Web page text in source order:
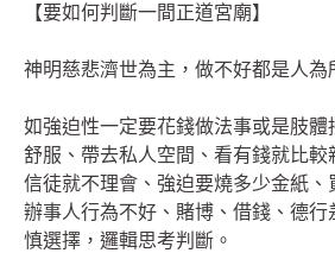
【要如何判斷一間正道宮廟】
神明慈悲濟世為主，做不好都是人為
如強迫性一定要花錢做法事或是肢體
舒服、帶去私人空間、看有錢就比較
信徒就不理會、強迫要燒多少金紙、
辦事人行為不好、賭博、借錢、德行
慎選擇，邏輯思考判斷。